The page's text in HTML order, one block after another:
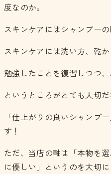
度なのか。
スキンケアにはシャンプー
スキンケアには洗い方、乾
勉強したことを復習しつつ
というところがとても大切
「仕上がりの良いシャンプ
す！
ただ、当店の軸は「本物を
に優しい」というのを大切